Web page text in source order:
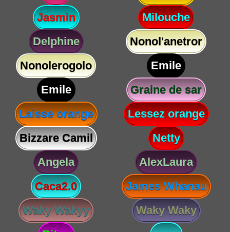
Jasmin
Milouche
Delphine
Nonol'anetror
Nonolerogolo
Emile
Emile
Graine de sar
Laisse orange
Lessez orange
Bizzare Camil
Netty
Angela
AlexLaura
Caca2.0
James Whanau
Waky Wakyy
Waky Waky